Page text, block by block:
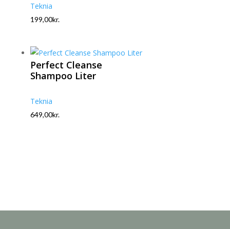
Teknia
199,00kr.
Perfect Cleanse
Shampoo Liter
Teknia
649,00kr.